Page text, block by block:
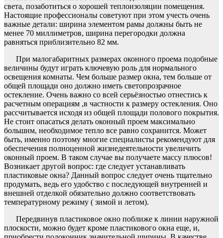
света, позаботиться о хорошей теплоизоляции помещения.
Настоящие профессионалы советуют при этом учесть очень
важные детали: ширина элементом рамы должны быть не
менее 70 миллиметров, ширина перегородки должна
равняться приблизительно 82 мм.
При малогабаритных размерах оконного проема подобные
величины будут играть ключевую роль для нормального
освещения комнаты. Чем больше размер окна, тем больше от
общей площади оно должно иметь светопрозрачное
остекление. Очень важно со всей серьёзностью отнестись к
расчетным операциям ,в частности к размеру остекления. Оно
рассчитывается исходя из общей площади полового покрытия.
Не стоит опасаться делать оконный проем максимально
большим, необходимое тепло все равно сохранится. Может
быть, именно поэтому многие специалисты рекомендуют для
обеспечения полноценной жизнедеятельности увеличить
оконный проем. В таком случае вы получаете массу плюсов!
Возникает другой вопрос: где следует устанавливать
пластиковые окна? Данный вопрос следует очень тщательно
продумать, ведь его удобство с последующей внутренней и
внешней отделкой обязательно должно соответствовать
температурному режиму ( зимой и летом).
Передвинув пластиковое окно поближе к линии наружной
плоскости, можно будет кроме пластикового окна еще, и,